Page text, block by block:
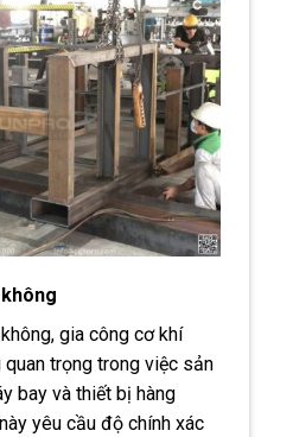
gia công cơ khí
trọng trong việc sản
bay và thiết bị hàng
yêu cầu độ chính xác